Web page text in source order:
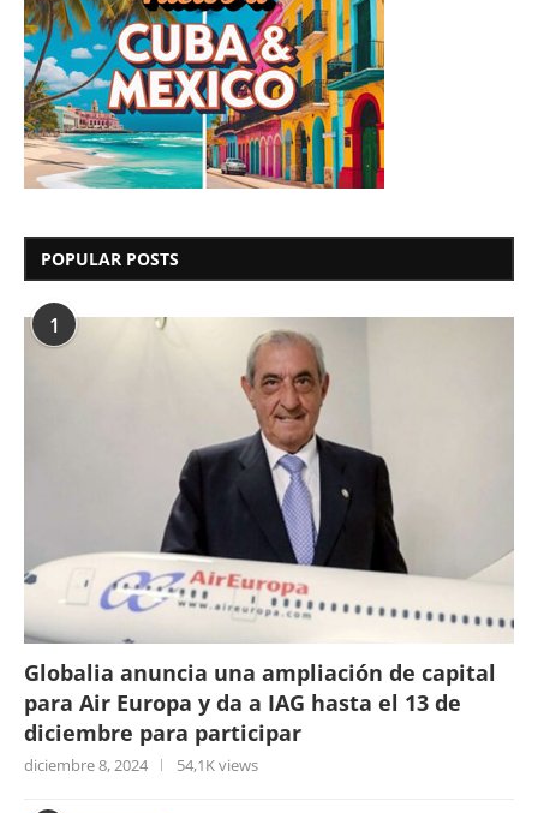
POPULAR POSTS
1
Globalia anuncia una ampliación de capital
para Air Europa y da a IAG hasta el 13 de
diciembre para participar
diciembre 8, 2024 54,1K views